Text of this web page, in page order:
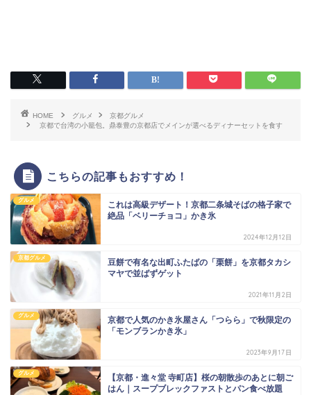
HOME グルメ
京都グルメ
京都で台湾の小籠包。鼎泰豊の京都店でメインが選べるディナーセットを食す
こちらの記事もおすすめ！
グルメ
これは高級デザート！京都二条城そばの格子家で
絶品「ベリーチョコ」かき氷
2024年12月12日
京都グルメ
豆餅で有名な出町ふたばの「栗餅」を京都タカシ
マヤで並ばずゲット
2021年11月2日
グルメ
京都で人気のかき氷屋さん「つらら」で秋限定の
「モンブランかき氷」
2023年9月17日
グルメ
【京都・進々堂 寺町店】桜の朝散歩のあとに朝ご
はん｜スープブレックファストとパン食べ放題